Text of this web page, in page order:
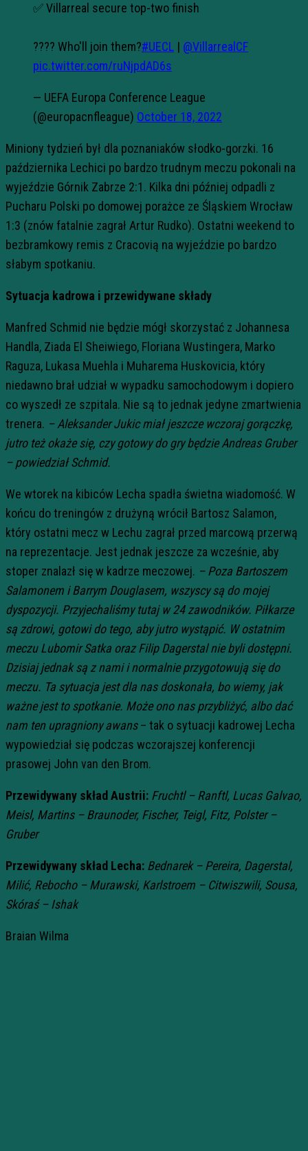
✅ Villarreal secure top-two finish
???? Who'll join them?#UECL | @VillarrealCF
pic.twitter.com/ruNjpdAD6s
— UEFA Europa Conference League
(@europacnfleague) October 18, 2022
Miniony tydzień był dla poznaniaków słodko-gorzki. 16
października Lechici po bardzo trudnym meczu pokonali na
wyjeździe Górnik Zabrze 2:1. Kilka dni później odpadli z
Pucharu Polski po domowej porażce ze Śląskiem Wrocław
1:3 (znów fatalnie zagrał Artur Rudko). Ostatni weekend to
bezbramkowy remis z Cracovią na wyjeździe po bardzo
słabym spotkaniu.
Sytuacja kadrowa i przewidywane składy
Manfred Schmid nie będzie mógł skorzystać z Johannesa
Handla, Ziada El Sheiwiego, Floriana Wustingera, Marko
Raguza, Lukasa Muehla i Muharema Huskovicia, który
niedawno brał udział w wypadku samochodowym i dopiero
co wyszedł ze szpitala. Nie są to jednak jedyne zmartwienia
trenera. –Aleksander Jukic miał jeszcze wczoraj gorączkę,
jutro też okaże się, czy gotowy do gry będzie Andreas Gruber
– powiedział Schmid.
We wtorek na kibiców Lecha spadła świetna wiadomość. W
końcu do treningów z drużyną wrócił Bartosz Salamon,
który ostatni mecz w Lechu zagrał przed marcową przerwą
na reprezentacje. Jest jednak jeszcze za wcześnie, aby
stoper znalazł się w kadrze meczowej. – Poza Bartoszem
Salamonem i Barrym Douglasem, wszyscy są do mojej
dyspozycji. Przyjechaliśmy tutaj w 24 zawodników. Piłkarze
są zdrowi, gotowi do tego, aby jutro wystąpić. W ostatnim
meczu Lubomir Satka oraz Filip Dagerstal nie byli dostępni.
Dzisiaj jednak są z nami i normalnie przygotowują się do
meczu. Ta sytuacja jest dla nas doskonała, bo wiemy, jak
ważne jest to spotkanie. Może ono nas przybliżyć, albo dać
nam ten upragniony awans– tak o sytuacji kadrowej Lecha
wypowiedział się podczas wczorajszej konferencji
prasowej John van den Brom.
Przewidywany skład Austrii: Fruchtl – Ranftl, Lucas Galvao,
Meisl, Martins – Braunoder, Fischer, Teigl, Fitz, Polster –
Gruber
Przewidywany skład Lecha: Bednarek – Pereira, Dagerstal,
Milić, Rebocho – Murawski, Karlstroem – Citwiszwili, Sousa,
Skóraś – Ishak
Braian Wilma